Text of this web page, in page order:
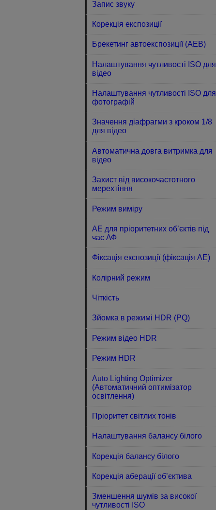
Запис звуку
Корекція експозиції
Брекетинг автоекспозиції (AEB)
Налаштування чутливості ISO для
відео
Налаштування чутливості ISO для
фотографій
Значення діафрагми з кроком 1/8
для відео
Автоматична довга витримка для
відео
Захист від високочастотного
мерехтіння
Режим виміру
АЕ для пріоритетних об’єктів під
час АФ
Фіксація експозиції (фіксація АЕ)
Колірний режим
Чіткість
Зйомка в режимі HDR (PQ)
Режим відео HDR
Режим HDR
Auto Lighting Optimizer
(Автоматичний оптимізатор
освітлення)
Пріоритет світлих тонів
Налаштування балансу білого
Корекція балансу білого
Корекція аберації об’єктива
Зменшення шумів за високої
чутливості ISO